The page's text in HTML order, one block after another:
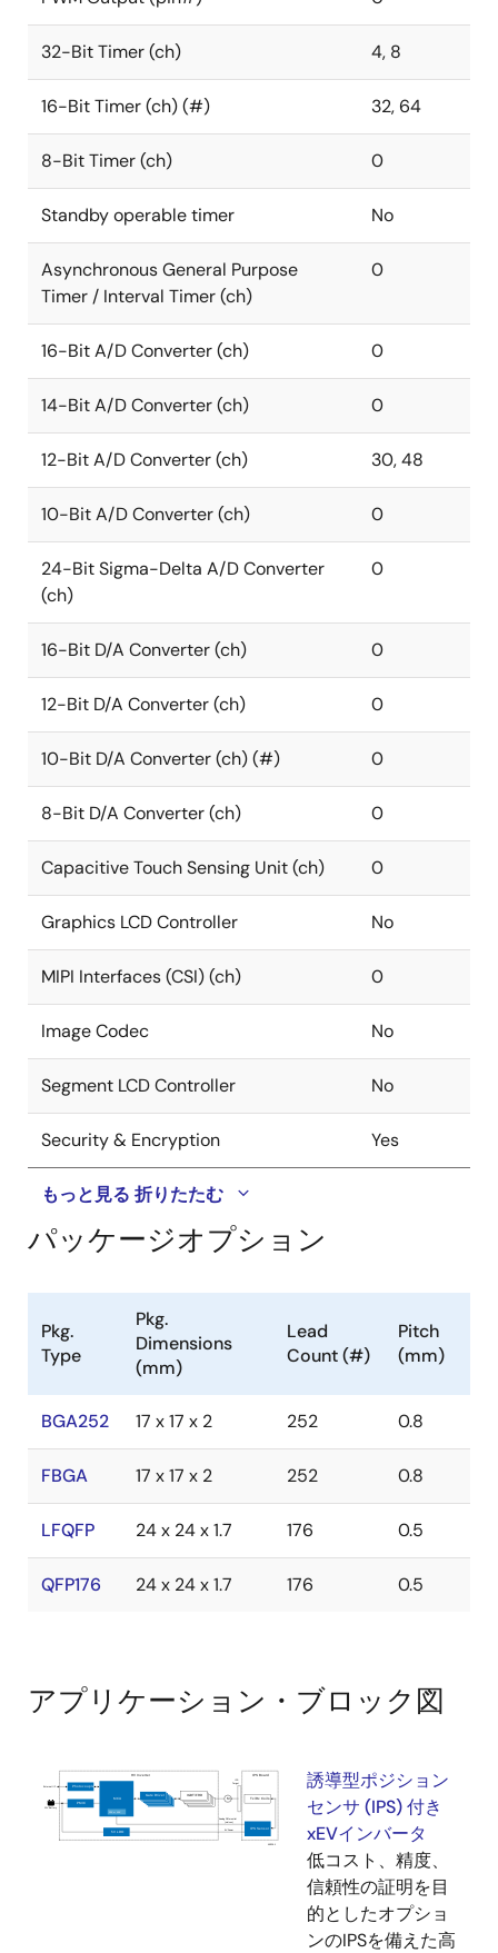
32-Bit Timer (ch) 4, 8
16-Bit Timer (ch) (#) 32, 64
8-Bit Timer (ch) 0
Standby operable timer No
Asynchronous General Purpose
Timer / Interval Timer (ch)
0
16-Bit A/D Converter (ch) 0
14-Bit A/D Converter (ch) 0
12-Bit A/D Converter (ch) 30, 48
10-Bit A/D Converter (ch) 0
24-Bit Sigma-Delta A/D Converter
(ch)
0
16-Bit D/A Converter (ch) 0
12-Bit D/A Converter (ch) 0
10-Bit D/A Converter (ch) (#) 0
8-Bit D/A Converter (ch) 0
Capacitive Touch Sensing Unit (ch) 0
Graphics LCD Controller No
MIPI Interfaces (CSI) (ch) 0
Image Codec No
Segment LCD Controller No
Security & Encryption Yes
もっと見る 折りたたむ
パッケージオプション
Pkg.
Type
Pkg.
Dimensions
(mm)
Lead
Count (#)
Pitch
(mm)
BGA252 17 x 17 x 2 252 0.8
FBGA 17 x 17 x 2 252 0.8
LFQFP 24 x 24 x 1.7 176 0.5
QFP176 24 x 24 x 1.7 176 0.5
アプリケーション・ブロック図
誘導型ポジション
センサ (IPS) 付き
xEVインバータ
低コスト、精度、
信頼性の証明を目
的としたオプショ
ンのIPSを備えた高